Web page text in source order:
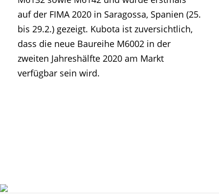
• Artikel nach Hersteller/Marke
auf der FIMA 2020 in Saragossa, Spanien (25.
bis 29.2.) gezeigt. Kubota ist zuversichtlich,
dass die neue Baureihe M6002 in der
zweiten Jahreshälfte 2020 am Markt
verfügbar sein wird.